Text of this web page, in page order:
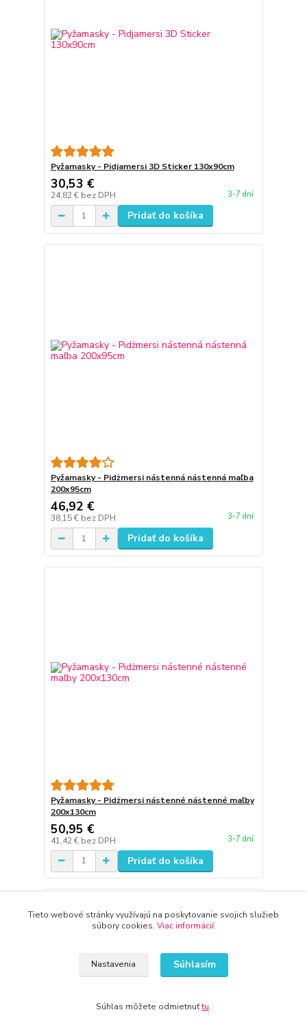
Pyžamasky - Pidjamersi 3D Sticker 130x90cm
30,53 €
24,82 € bez DPH 3-7 dní
Pridať do košíka
Pyžamasky - Pidżmersi nástenná nástenná maľba
200x95cm
46,92 €
38,15 € bez DPH 3-7 dní
Pridať do košíka
Pyžamasky - Pidżmersi nástenné nástenné maľby
200x130cm
50,95 €
41,42 € bez DPH 3-7 dní
Pridať do košíka
Tieto webové stránky využívajú na poskytovanie svojich služieb
súbory cookies. Viac informácií.
Nastavenia Súhlasím
Súhlas môžete odmietnuťtu.